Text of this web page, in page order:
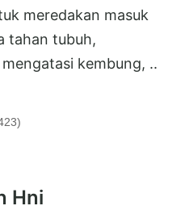
meredakan masuk
tahan tubuh,
kembung, ..
Hni